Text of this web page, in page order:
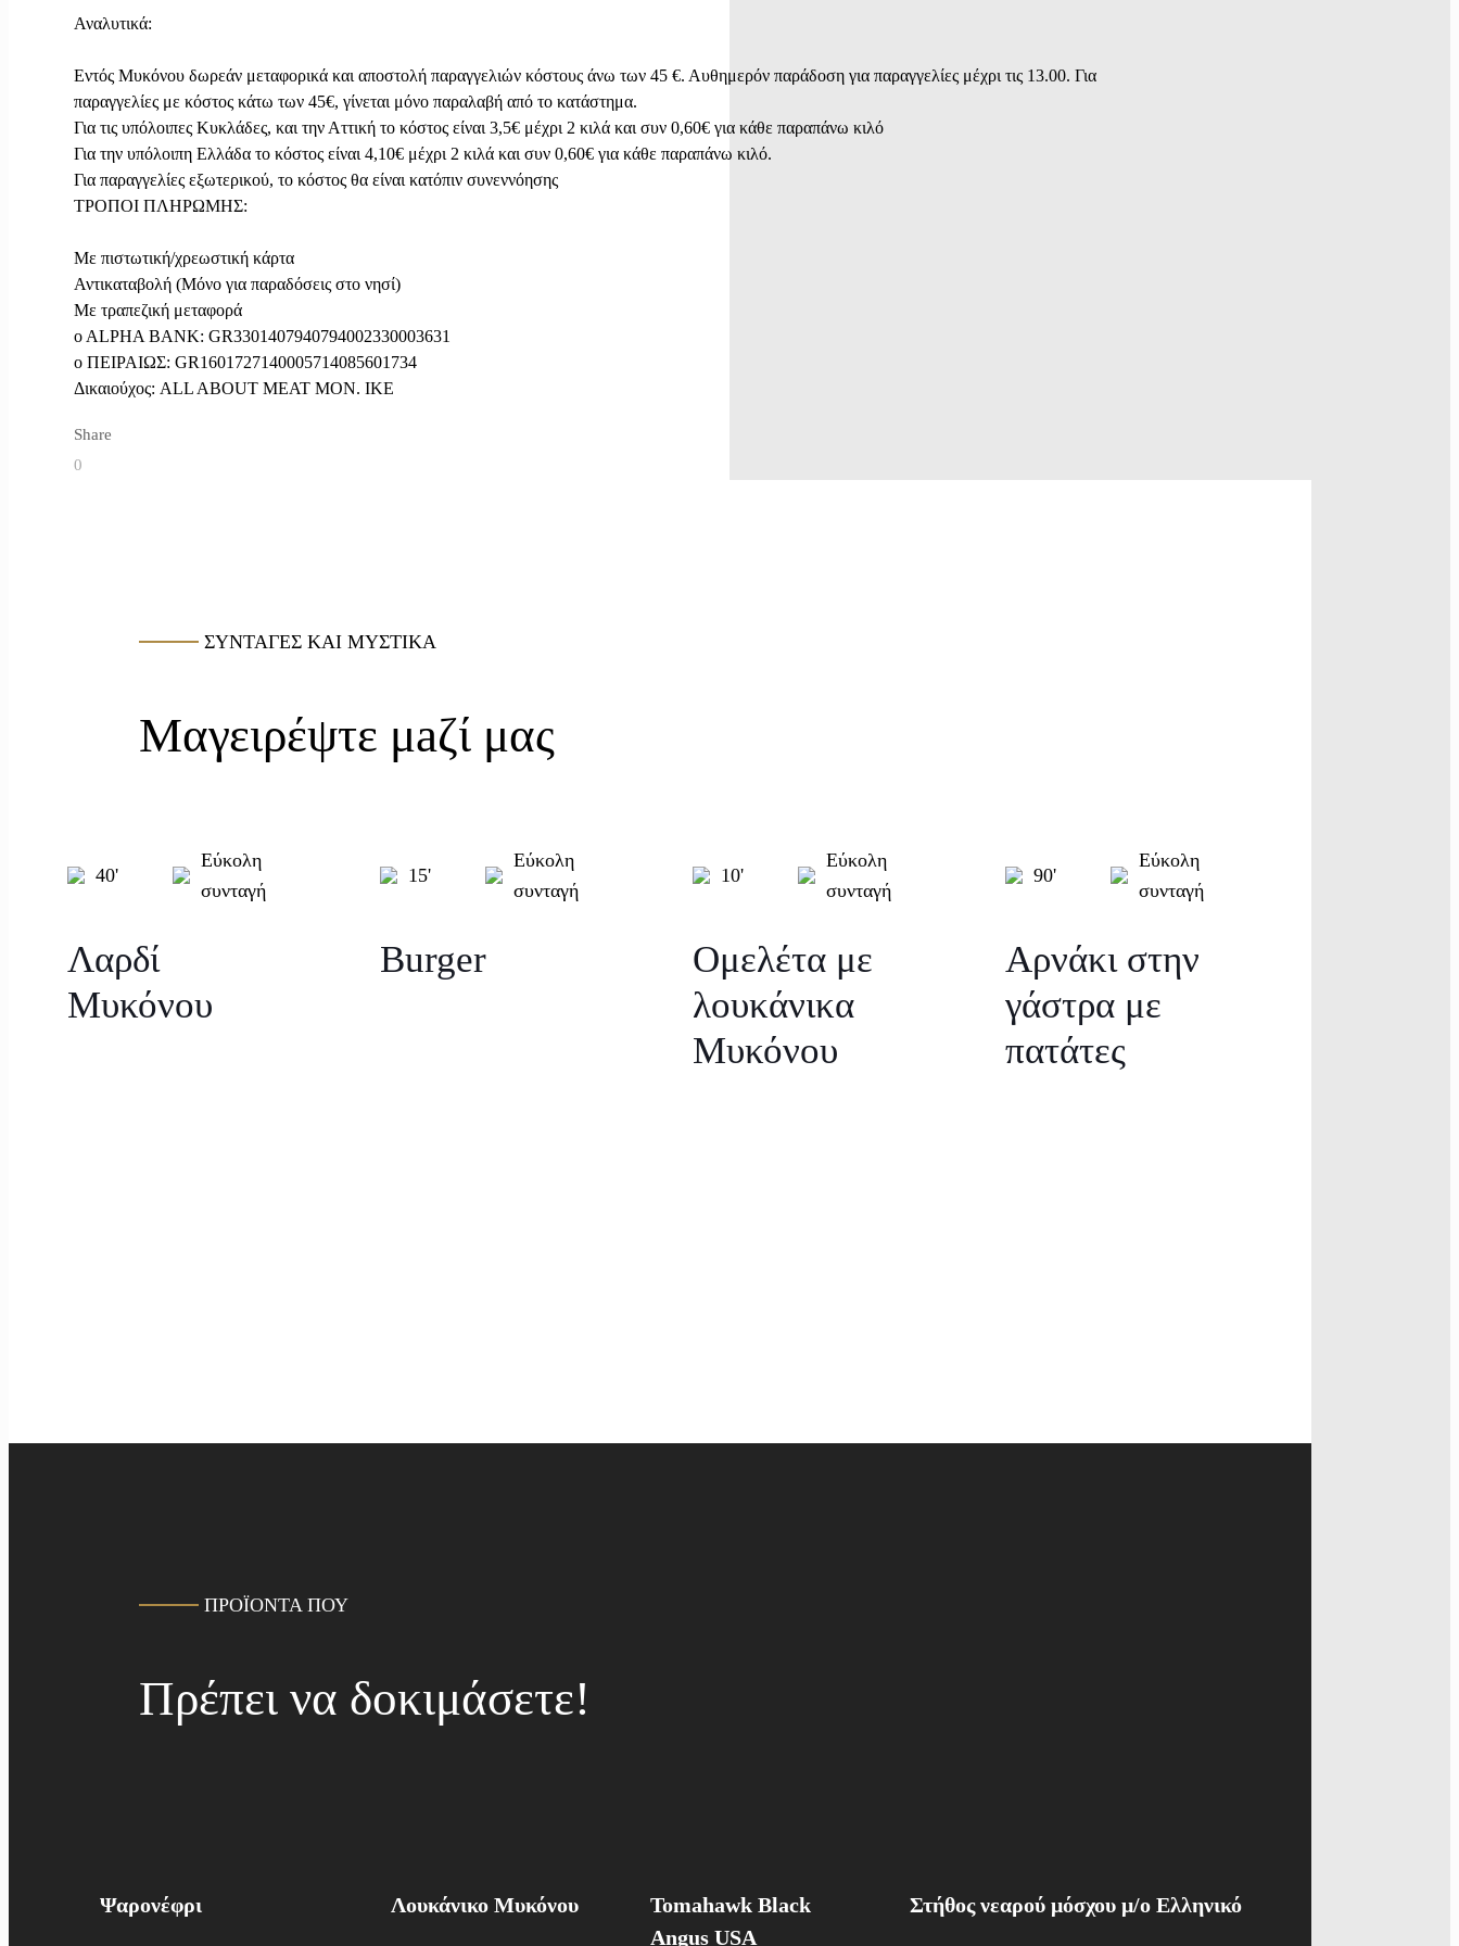
Αναλυτικά:
Εντός Μυκόνου δωρεάν μεταφορικά και αποστολή παραγγελιών κόστους άνω των 45 €. Αυθημερόν παράδοση για παραγγελίες μέχρι τις 13.00. Για
παραγγελίες με κόστος κάτω των 45€, γίνεται μόνο παραλαβή από το κατάστημα.
Για τις υπόλοιπες Κυκλάδες, και την Αττική το κόστος είναι 3,5€ μέχρι 2 κιλά και συν 0,60€ για κάθε παραπάνω κιλό
Για την υπόλοιπη Ελλάδα το κόστος είναι 4,10€ μέχρι 2 κιλά και συν 0,60€ για κάθε παραπάνω κιλό.
Για παραγγελίες εξωτερικού, το κόστος θα είναι κατόπιν συνεννόησης
ΤΡΟΠΟΙ ΠΛΗΡΩΜΗΣ:
Με πιστωτική/χρεωστική κάρτα
Αντικαταβολή (Μόνο για παραδόσεις στο νησί)
Με τραπεζική μεταφορά
o ALPHA BANK: GR3301407940794002330003631
o ΠΕΙΡΑΙΩΣ: GR1601727140005714085601734
Δικαιούχος: ALL ABOUT MEAT MON. IKE
Share
0
ΣΥΝΤΑΓΕΣ ΚΑΙ ΜΥΣΤΙΚΑ
Μαγειρέψτε μaζί μας
40'
Εύκολη
συνταγή
Λαρδί
Μυκόνου
15'
Εύκολη
συνταγή
Burger
10'
Εύκολη
συνταγή
Ομελέτα με
λουκάνικα
Μυκόνου
90'
Εύκολη
συνταγή
Αρνάκι στην
γάστρα με
πατάτες
ΠΡΟΪΟΝΤΑ ΠΟΥ
Πρέπει να δοκιμάσετε!
Ψαρονέφρι Λουκάνικο Μυκόνου
Tomahawk Black
Angus USA
Στήθος νεαρού μόσχου μ/ο Ελληνικό